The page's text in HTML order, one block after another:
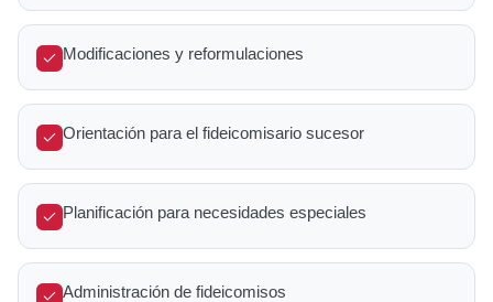
Modificaciones y reformulaciones
Orientación para el fideicomisario sucesor
Planificación para necesidades especiales
Administración de fideicomisos